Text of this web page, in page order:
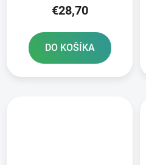
€28,70
DO KOŠÍKA